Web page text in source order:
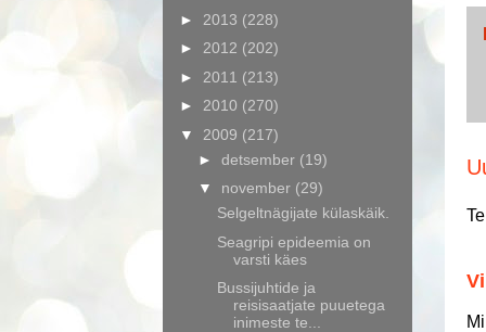
► 2013 (228)
► 2012 (202)
► 2011 (213)
► 2010 (270)
▼ 2009 (217)
► detsember (19)
▼ november (29)
Selgeltnägijate külaskäik.
Seagripi epideemia on
varsti käes
Bussijuhtide ja
reisisaatjate puuetega
inimeste te...